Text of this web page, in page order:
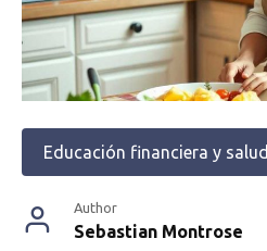
Educación financiera y salud
Author
Sebastian Montrose